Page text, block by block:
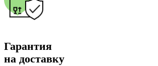
Гарантия
на доставку